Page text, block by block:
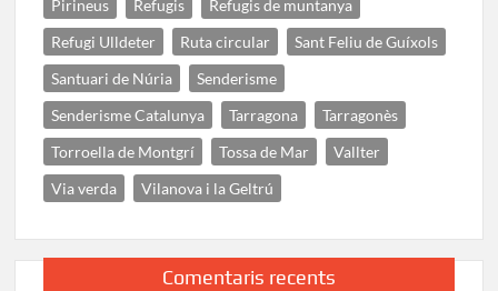
Pirineus
Refugis
Refugis de muntanya
Refugi Ulldeter
Ruta circular
Sant Feliu de Guíxols
Santuari de Núria
Senderisme
Senderisme Catalunya
Tarragona
Tarragonès
Torroella de Montgrí
Tossa de Mar
Vallter
Via verda
Vilanova i la Geltrú
Comentaris recents